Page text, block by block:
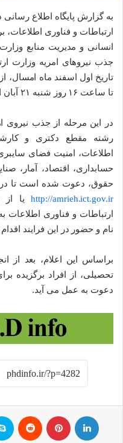
به گزارش پایگاه اطلاع
ارتباطات و فناوری
انسانی و مدیریت منابع
جذب نیروهای امریه وزارت
تا ساعت ۱۶ روز شنبه ۲۱ آبان امسال ادامه دارد.
رشته مقطع دکتری و
اطلاعات، امنیت فضای
حسابداری، اقتصاد، آمار،
حقوق، دعوت شده است تا در
http://amrieh.ict.gov.irیا از
نام و حضور در این فرایند اقدام
براساس این اعلام، بعد از
تحصیلی، از افراد برگزیده
دعوت به عمل می آید.